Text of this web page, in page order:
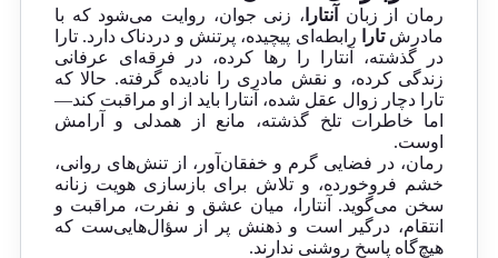
رمان از زبان آنتارا ، زنی جوان، روایت می‌شود که با
مادرشتارا
رابطه‌ای پیچیده، پرتنش و دردناک دارد. تارا
در گذشته، آنتارا را رها کرده، در فرقه‌ای عرفانی
زندگی کرده، و نقش مادری را نادیده گرفته. حالا که
تارا دچار زوال عقل شده، آنتارا باید از او مراقبت کند—
اما خاطرات تلخ گذشته، مانع از همدلی و آرامش
اوست.
رمان، در فضایی گرم و خفقان‌آور، از تنش‌های روانی،
خشم فروخورده، و تلاش برای بازسازی هویت زنانه
سخن می‌گوید. آنتارا، میان عشق و نفرت، مراقبت و
انتقام، درگیر است و ذهنش پر از سؤال‌هایی‌ست که
هیچ‌گاه پاسخ روشنی ندارند.